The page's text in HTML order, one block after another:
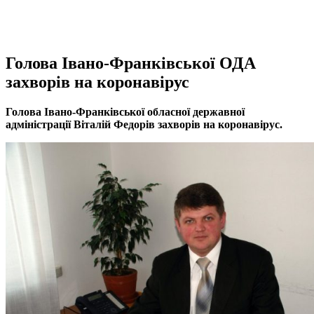
Голова Івано-Франківської ОДА
захворів на коронавірус
Голова Івано-Франківської обласної державної
адміністрації Віталій Федорів захворів на коронавірус.